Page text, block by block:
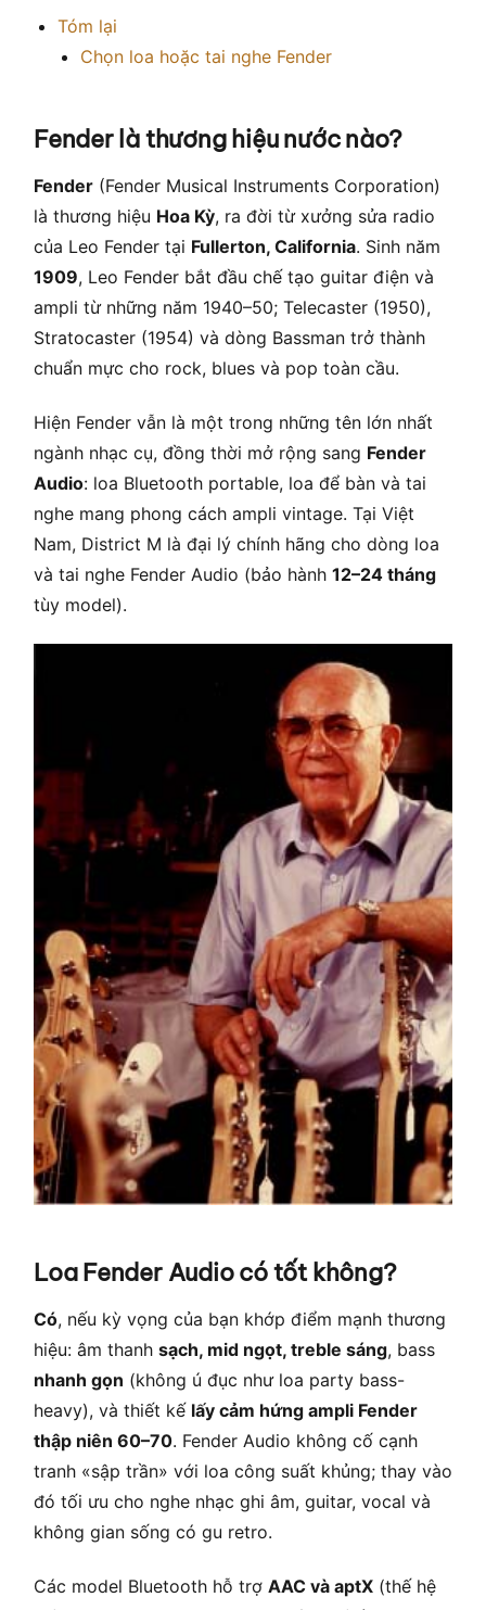
Tóm lại
Chọn loa hoặc tai nghe Fender
Fender là thương hiệu nước nào?
Fender (Fender Musical Instruments Corporation)
là thương hiệu Hoa Kỳ, ra đời từ xưởng sửa radio
của Leo Fender tại Fullerton, California. Sinh năm
1909, Leo Fender bắt đầu chế tạo guitar điện và
ampli từ những năm 1940–50; Telecaster (1950),
Stratocaster (1954) và dòng Bassman trở thành
chuẩn mực cho rock, blues và pop toàn cầu.
Hiện Fender vẫn là một trong những tên lớn nhất
ngành nhạc cụ, đồng thời mở rộng sang Fender
Audio: loa Bluetooth portable, loa để bàn và tai
nghe mang phong cách ampli vintage. Tại Việt
Nam, District M là đại lý chính hãng cho dòng loa
và tai nghe Fender Audio (bảo hành 12–24 tháng
tùy model).
Loa Fender Audio có tốt không?
Có, nếu kỳ vọng của bạn khớp điểm mạnh thương
hiệu: âm thanh sạch, mid ngọt, treble sáng, bass
nhanh gọn (không ú đục như loa party bass-
heavy), và thiết kế lấy cảm hứng ampli Fender
thập niên 60–70. Fender Audio không cố cạnh
tranh «sập trần» với loa công suất khủng; thay vào
đó tối ưu cho nghe nhạc ghi âm, guitar, vocal và
không gian sống có gu retro.
Các model Bluetooth hỗ trợ AAC và aptX (thế hệ